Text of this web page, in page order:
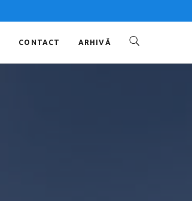
CONTACT ARHIVĂ